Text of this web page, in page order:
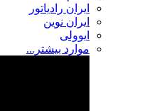
ایران رادیاتور
ایران نوین
ایوولی
موارد بیشتر...